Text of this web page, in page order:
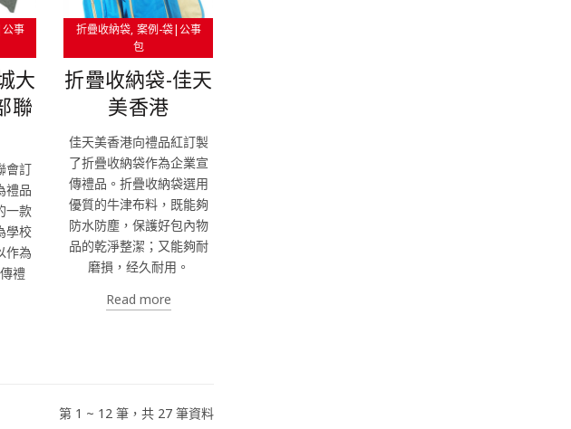
事
大
聯
會訂
禮品
一款
學校
作為
禮
折疊收納袋 案例-袋|公事
包
折疊收納袋-佳天
美香港
佳天美香港向禮品紅訂製
了折疊收納袋作為企業宣
傳禮品。折疊收納袋選用
優質的牛津布料，既能夠
防水防塵，保護好包內物
品的乾淨整潔；又能夠耐
磨損，经久耐用。
Read more
第 1 ~ 12 筆，共 27 筆資料